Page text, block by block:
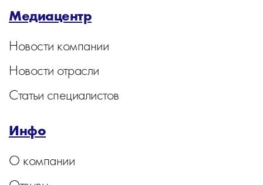
Медиацентр
Новости компании
Новости отрасли
Статьи специалистов
Инфо
О компании